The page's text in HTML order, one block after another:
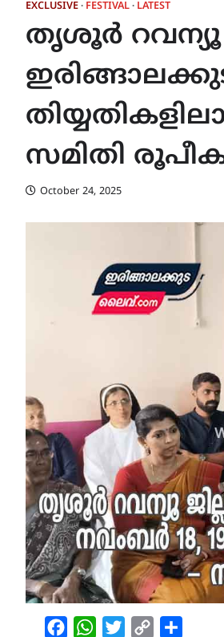
EXCLUSIVE FESTIVAL LATEST
തൃശൂർ റവന്യൂ
സമിതി
October 24, 2025
FacebookWhatsAppTwitterCopy